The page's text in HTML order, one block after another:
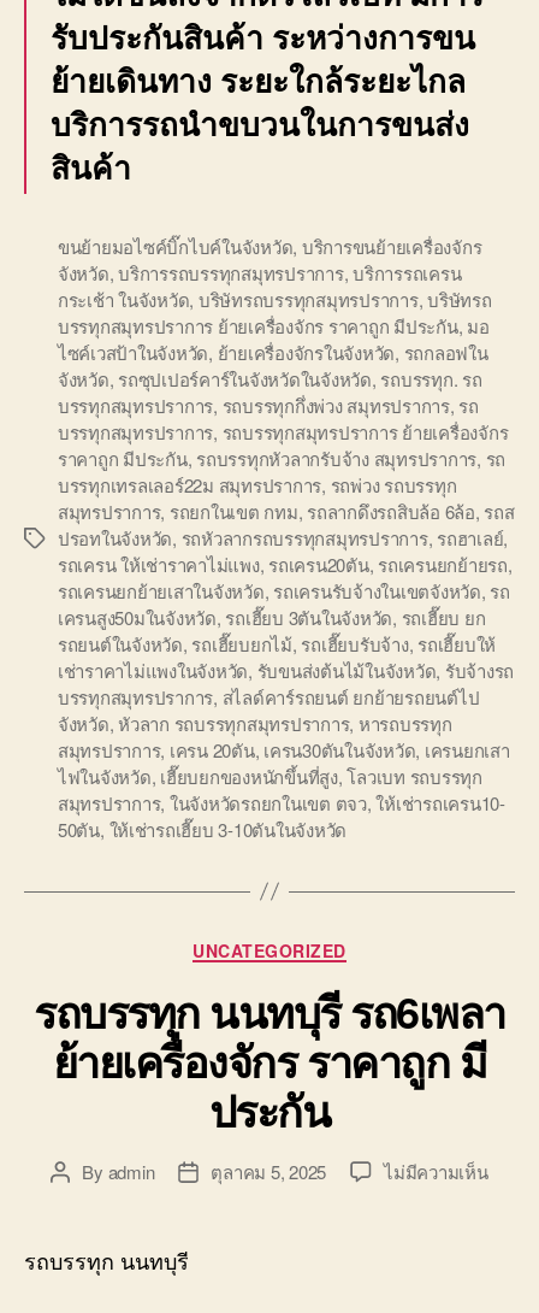
รับประกันสินค้า ระหว่างการขน
ย้ายเดินทาง ระยะใกล้ระยะไกล
บริการรถนำขบวนในการขนส่ง
สินค้า
Tags
ขนย้ายมอไซค์บิ๊กไบค์ในจังหวัด, บริการขนย้ายเครื่องจักร
จังหวัด,บริการรถบรรทุกสมุทรปราการ,บริการรถเครน
กระเช้า ในจังหวัด, บริษัทรถบรรทุกสมุทรปราการ,บริษัทรถ
บรรทุกสมุทรปราการ ย้ายเครื่องจักร ราคาถูก มีประกัน, มอ
ไซค์เวสป้าในจังหวัด, ย้ายเครื่องจักรในจังหวัด, รถกลอฟใน
จังหวัด, รถซุปเปอร์คาร์ในจังหวัดในจังหวัด, รถบรรทุก. รถ
บรรทุกสมุทรปราการ, รถบรรทุกกึ่งพ่วง สมุทรปราการ, รถ
บรรทุกสมุทรปราการ, รถบรรทุกสมุทรปราการ ย้ายเครื่องจักร
ราคาถูก มีประกัน, รถบรรทุกหัวลากรับจ้าง สมุทรปราการ, รถ
บรรทุกเทรลเลอร์22ม สมุทรปราการ, รถพ่วง รถบรรทุก
สมุทรปราการ, รถยกในเขต กทม, รถลากดึงรถสิบล้อ 6ล้อ, รถส
ปรอทในจังหวัด, รถหัวลากรถบรรทุกสมุทรปราการ, รถฮาเลย์,
รถเครน ให้เช่าราคาไม่แพง, รถเครน20ตัน, รถเครนยกย้ายรถ,
รถเครนยกย้ายเสาในจังหวัด, รถเครนรับจ้างในเขตจังหวัด, รถ
เครนสูง50มในจังหวัด, รถเฮี๊ยบ 3ตันในจังหวัด, รถเฮี๊ยบ ยก
รถยนต์ในจังหวัด, รถเฮี๊ยบยกไม้, รถเฮี๊ยบรับจ้าง, รถเฮี๊ยบให้
เช่าราคาไม่แพงในจังหวัด, รับขนส่งต้นไม้ในจังหวัด, รับจ้างรถ
บรรทุกสมุทรปราการ, สไลด์คาร์รถยนต์ ยกย้ายรถยนต์ไป
จังหวัด,หัวลาก รถบรรทุกสมุทรปราการ, หารถบรรทุก
สมุทรปราการ, เครน 20ตัน, เครน30ตันในจังหวัด, เครนยกเสา
ไฟในจังหวัด, เฮี๊ยบยกของหนักขึ้นที่สูง,โลวเบท รถบรรทุก
สมุทรปราการ, ในจังหวัดรถยกในเขต ตจว,ให้เช่ารถเครน10-
50ตัน, ให้เช่ารถเฮี๊ยบ 3-10ตันในจังหวัด
Categories
UNCATEGORIZED
รถบรรทุก นนทบุรี รถ6เพลา
ย้ายเครื่องจักร ราคาถูก มี
ประกัน
PostBy admin
Postตุลาคม 5, 2025 ไม่มีความเห็นบน
รถบรรทุก นนทบุรี